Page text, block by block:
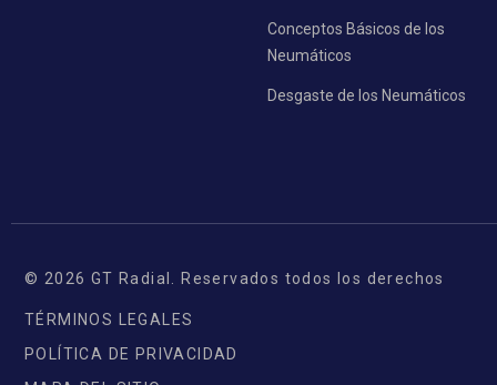
Conceptos Básicos de los
Neumáticos
Desgaste de los Neumáticos
© 2026 GT Radial. Reservados todos los derechos
TÉRMINOS LEGALES
POLÍTICA DE PRIVACIDAD